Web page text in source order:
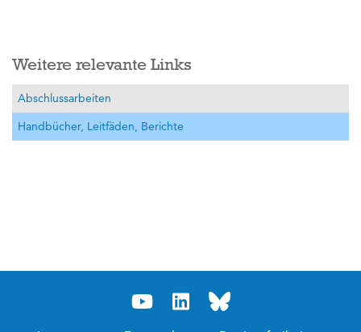
Weitere relevante Links
Abschlussarbeiten
Handbücher, Leitfäden, Berichte